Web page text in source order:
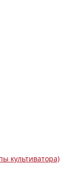
культиватора)